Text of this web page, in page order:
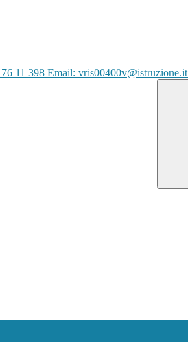
11 398 Email: vris00400v@istruzione.it